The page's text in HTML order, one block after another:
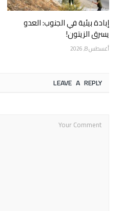
إبادة بيئية في الجنوب: العدو
يسرق الزيتون!
أغسطس 8, 2026
LEAVE A REPLY